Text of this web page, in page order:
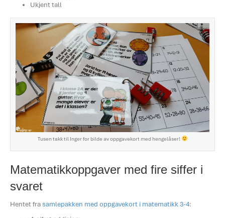
Ukjent tall
Tusen takk til Inger for bilde av oppgavekort med hengelåser!
Matematikkoppgaver med fire siffer i
svaret
Hentet frasamlepakken med oppgavekort i matematikk 3-4: